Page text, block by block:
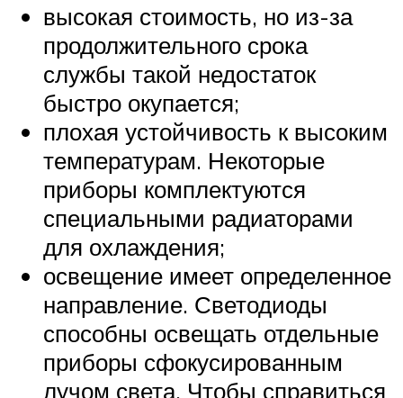
высокая стоимость, но из-за
продолжительного срока
службы такой недостаток
быстро окупается;
плохая устойчивость к высоким
температурам. Некоторые
приборы комплектуются
специальными радиаторами
для охлаждения;
освещение имеет определенное
направление. Светодиоды
способны освещать отдельные
приборы сфокусированным
лучом света. Чтобы справиться